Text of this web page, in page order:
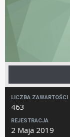
LICZBA ZAWARTOŚCI
463
REJESTRACJA
2 Maja 2019